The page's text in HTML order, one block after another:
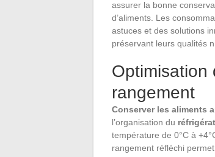
assurer la bonne
d’aliments. Les
astuces et des solutions
préservant leurs qualités
Optimisation
rangement
Conserver les aliments
l’organisation du
température de 0°C à
rangement réfléchi